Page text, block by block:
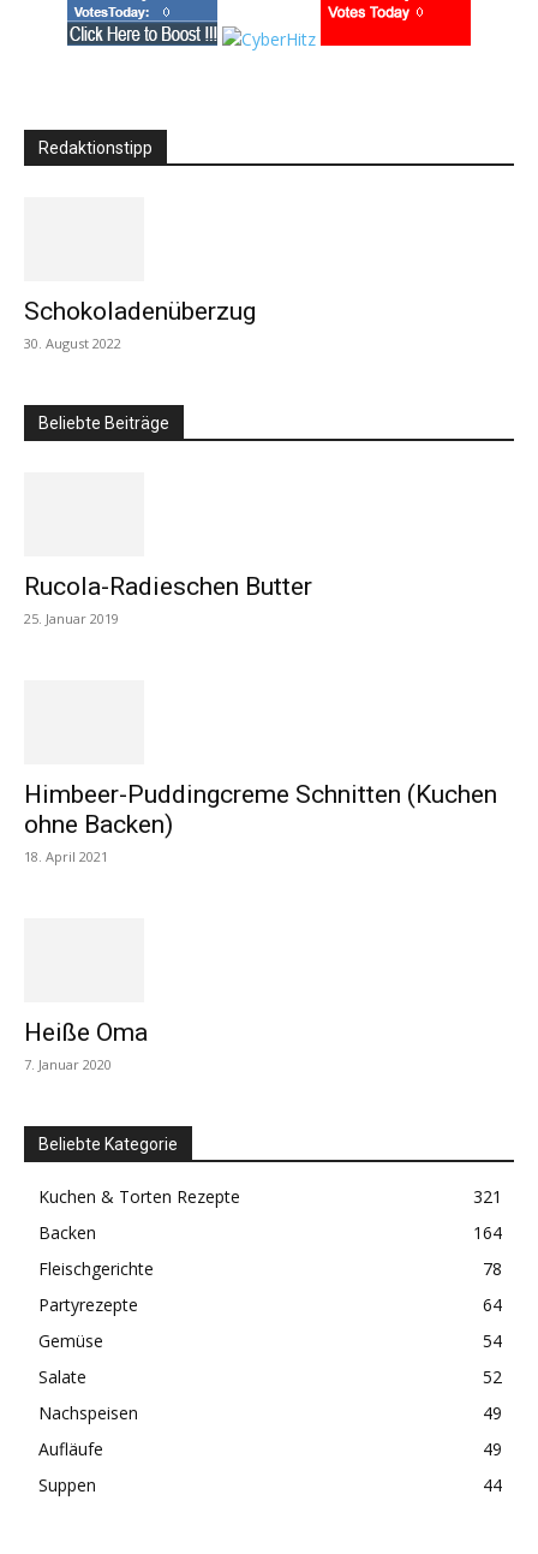
Redaktionstipp
Schokoladenüberzug
30. August 2022
Beliebte Beiträge
Rucola-Radieschen Butter
25. Januar 2019
Himbeer-Puddingcreme Schnitten (Kuchen
ohne Backen)
18. April 2021
Heiße Oma
7. Januar 2020
Beliebte Kategorie
Kuchen & Torten Rezepte
321
Backen
164
Fleischgerichte
78
Partyrezepte
64
Gemüse
54
Salate
52
Nachspeisen
49
Aufläufe
49
Suppen
44